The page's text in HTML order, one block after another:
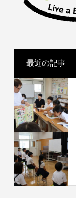
最近の記事